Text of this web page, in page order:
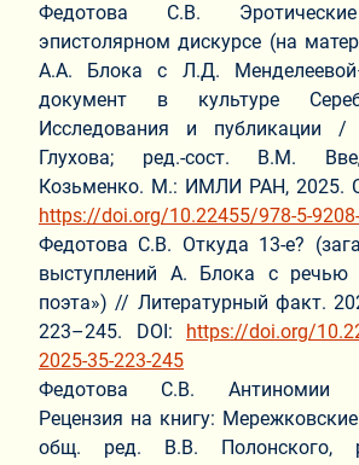
Федотова С.В.
эпистолярном дискурсе (на
А.А. Блока с Л.Д.
документ в культуре
Исследования и публикации
Глухова; ред.-сост. В.М.
Козьменко. М.: ИМЛИ РАН, 2025.
https://doi.org/10.22455/978-5-
Федотова С.В. Откуда 13-е?
выступлений А. Блока с речью
поэта») // Литературный факт.
223–245. DOI:
https://doi.org/
2025-35-223-245
Федотова С.В. Антиномии
Рецензия на книгу:
общ. ред. В.В. Полонского,